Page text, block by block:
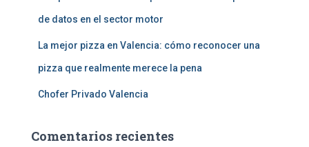
de datos en el sector motor
La mejor pizza en Valencia: cómo reconocer una
pizza que realmente merece la pena
Chofer Privado Valencia
Comentarios recientes